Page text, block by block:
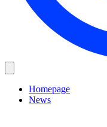
Homepage
News